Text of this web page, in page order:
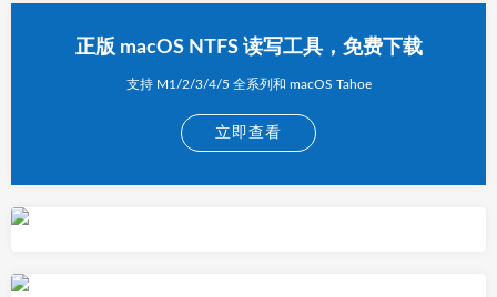
正版 macOS NTFS 读写工具，免费下载
支持 M1/2/3/4/5 全系列和 macOS Tahoe
立即查看